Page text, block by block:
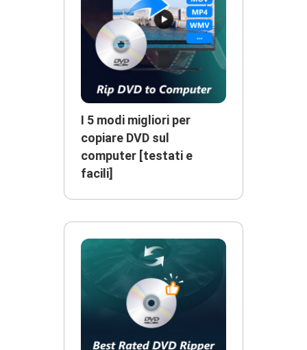
I 5 modi migliori per
copiare DVD sul
computer [testati e
facili]